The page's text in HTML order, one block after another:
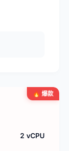
🔥 爆款
2 vCPU